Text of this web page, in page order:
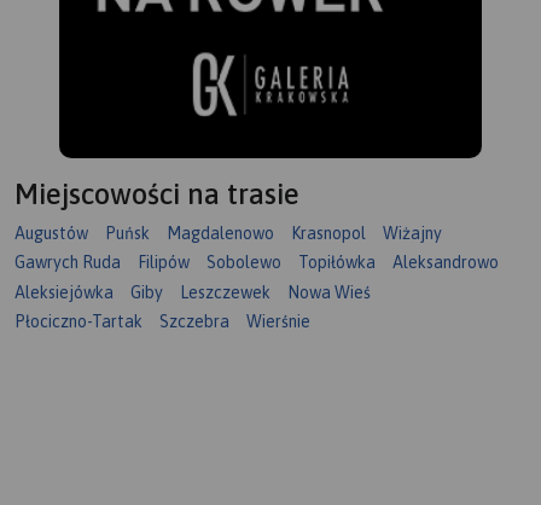
wycieczki rowerowe po
Rok
Miejscowości na trasie
Augustów Puńsk Magdalenowo Krasnopol
Wiżajny
Gawrych Ruda
Filipów Sobolewo Topiłówka
Aleksandrowo
Aleksiejówka
Giby Leszczewek
Nowa Wieś
Płociczno-Tartak
Szczebra Wierśnie